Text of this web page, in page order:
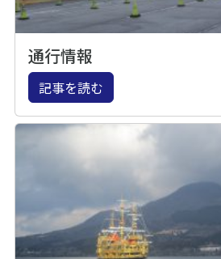
通行情報
記事を読む